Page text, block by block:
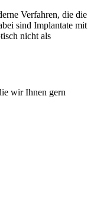
Verfahren, die die
sind Implantate mit
nicht als
wir Ihnen gern